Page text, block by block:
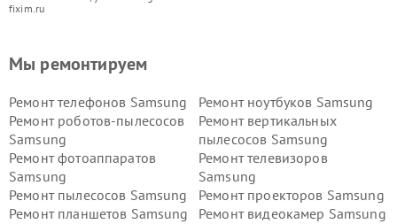
fixim.ru
Мы ремонтируем
Ремонт телефонов Samsung
Ремонт ноутбуков Samsung
Ремонт роботов-пылесосов
Samsung
Ремонт вертикальных
пылесосов Samsung
Ремонт фотоаппаратов
Samsung
Ремонт телевизоров
Samsung
Ремонт пылесосов Samsung
Ремонт проекторов Samsung
Ремонт планшетов Samsung
Ремонт видеокамер Samsung